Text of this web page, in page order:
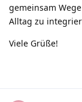
gemeinsam
Alltag zu
Viele Grüße!